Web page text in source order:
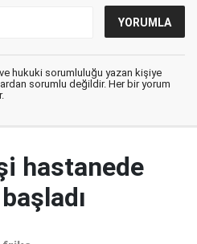
hukuki sorumluluğu yazan kişiye
sorumlu değildir. Her bir yorum
hastanede